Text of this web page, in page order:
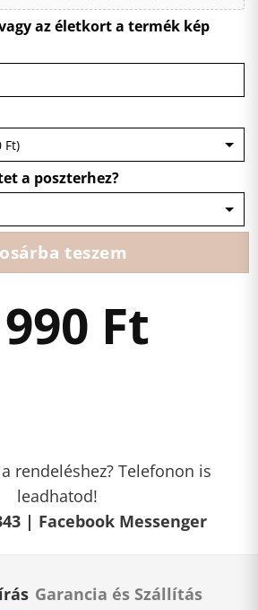
az életkort a termék kép
a poszterhez?
teszem
Ft
rendeléshez? Telefonon is
leadhatod!
| Facebook Messenger
Garancia és Szállítás